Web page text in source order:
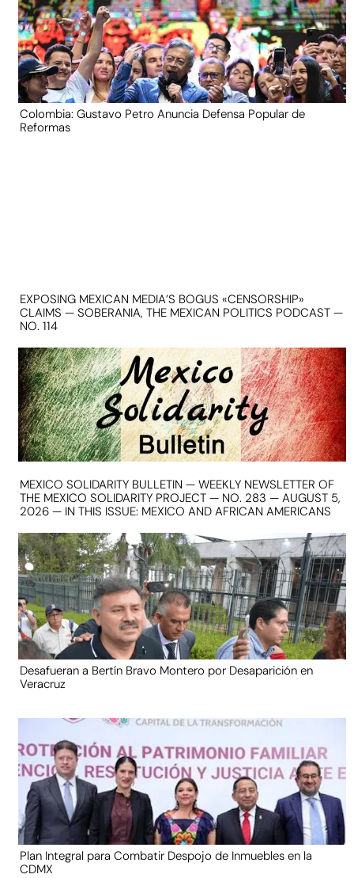
Colombia: Gustavo Petro Anuncia Defensa Popular de
Reformas
EXPOSING MEXICAN MEDIA’S BOGUS «CENSORSHIP»
CLAIMS — SOBERANIA, THE MEXICAN POLITICS PODCAST —
NO. 114
MEXICO SOLIDARITY BULLETIN — WEEKLY NEWSLETTER OF
THE MEXICO SOLIDARITY PROJECT — NO. 283 — AUGUST 5,
2026 — IN THIS ISSUE: MEXICO AND AFRICAN AMERICANS
Desafueran a Bertín Bravo Montero por Desaparición en
Veracruz
Plan Integral para Combatir Despojo de Inmuebles en la
CDMX